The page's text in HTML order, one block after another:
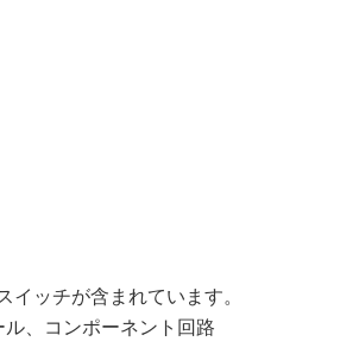
ッチが含まれています。
、コンポーネント回路